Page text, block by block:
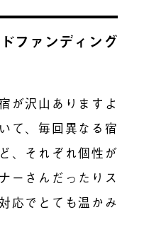
ファンディング
が沢山ありますよ
て、毎回異なる宿
、それぞれ個性が
ーさんだったりス
応でとても温かみ